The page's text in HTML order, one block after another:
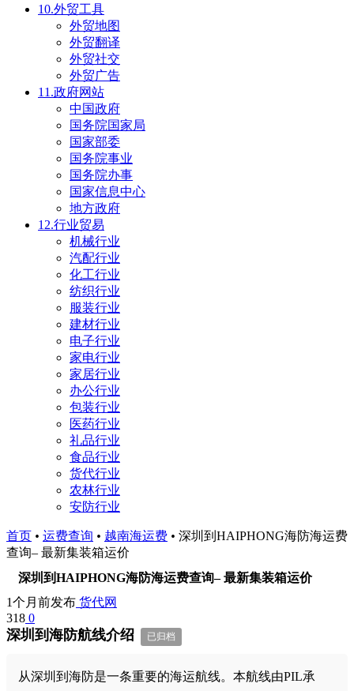
10.外贸工具
外贸地图
外贸翻译
外贸社交
外贸广告
11.政府网站
中国政府
国务院国家局
国家部委
国务院事业
国务院办事
国家信息中心
地方政府
12.行业贸易
机械行业
汽配行业
化工行业
纺织行业
服装行业
建材行业
电子行业
家电行业
家居行业
办公行业
包装行业
医药行业
礼品行业
食品行业
货代行业
农林行业
安防行业
首页 • 运费查询 • 越南海运费 • 深圳到HAIPHONG海防海运费
查询– 最新集装箱运价
深圳到HAIPHONG海防海运费查询– 最新集装箱运价
1个月前发布 货代网
318 0
深圳到海防航线介绍 已归档
从深圳到海防是一条重要的海运航线。本航线由PIL承